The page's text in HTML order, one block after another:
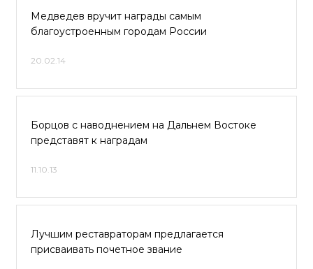
Медведев вручит награды самым
благоустроенным городам России
20.02.14
Борцов с наводнением на Дальнем Востоке
представят к наградам
11.10.13
Лучшим реставраторам предлагается
присваивать почетное звание